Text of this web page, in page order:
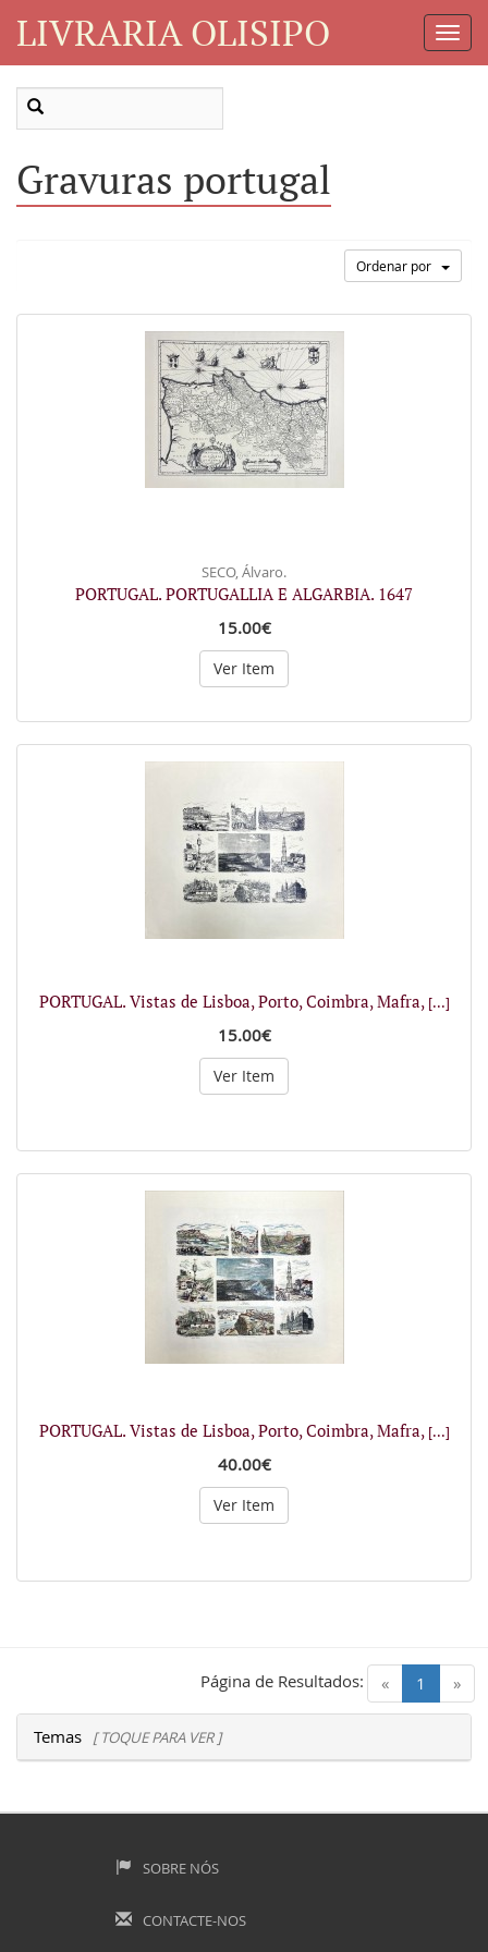
LIVRARIA OLISIPO
Gravuras portugal
Ordenar por
SECO, Álvaro.
PORTUGAL. PORTUGALLIA E ALGARBIA. 1647
15.00€
Ver Item
PORTUGAL. Vistas de Lisboa, Porto, Coimbra, Mafra, [...]
15.00€
Ver Item
PORTUGAL. Vistas de Lisboa, Porto, Coimbra, Mafra, [...]
40.00€
Ver Item
« 1 (current)
»
Página de Resultados:
Temas [ TOQUE PARA VER ]
SOBRE NÓS
CONTACTE-NOS